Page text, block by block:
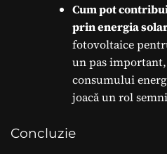
Cum pot
prin energia
fotovoltaice
un pas
consumului
joacă un rol
Concluzie